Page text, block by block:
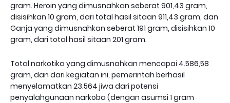
gram. Heroin yang dimusnahkan seberat 901,43 gram,
disisihkan 10 gram, dari total hasil sitaan 911,43 gram, dan
Ganja yang dimusnahkan seberat 191 gram, disisihkan 10
gram, dari total hasil sitaan 201 gram.
Total narkotika yang dimusnahkan mencapai 4.586,58
gram, dan dari kegiatan ini, pemerintah berhasil
menyelamatkan 23.564 jiwa dari potensi
penyalahgunaan narkoba (dengan asumsi 1 gram